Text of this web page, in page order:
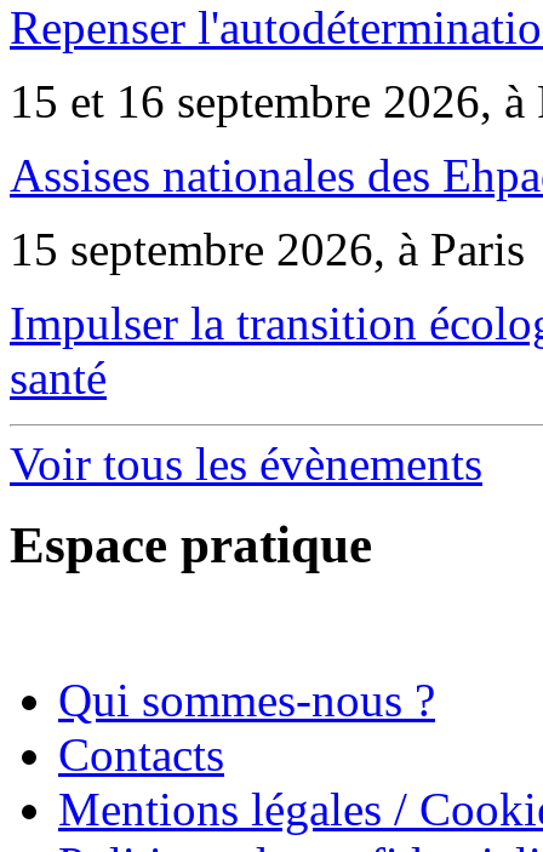
Repenser
15 et 16 septembre 2026, à
Assises nationales des
15 septembre 2026, à Paris
Impulser la transition
santé
Voir tous les évènements
Espace pratique
Qui sommes-nous ?
Contacts
Mentions légales /